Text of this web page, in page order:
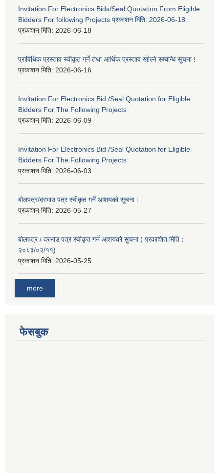
Invitation For Electronics Bids/Seal Quotation From Eligible
Bidders For following Projects प्रकाशन मिति: 2026-06-18
प्रकाशन मिति: 2026-06-18
प्राविधिक प्रस्ताव स्वीकृत गर्ने तथा आर्थिक प्रस्ताव खोल्ने सम्बन्धि सूचना !
प्रकाशन मिति: 2026-06-16
Invitation For Electronics Bid /Seal Quotation for Eligible
Bidders For The Following Projects
प्रकाशन मिति: 2026-06-09
Invitation For Electronics Bid /Seal Quotation for Eligible
Bidders For The Following Projects
प्रकाशन मिति: 2026-06-03
बोलपत्र/दरभाउ पत्र स्वीकृत गर्ने आशयको सूचना।
प्रकाशन मिति: 2026-05-27
बोलपत्र / दरभाउ पत्र स्वीकृत गर्ने आशयको सुचना ( प्रकाशित मिति :
२०८३/०२/११)
प्रकाशन मिति: 2026-05-25
more
फेसबुक